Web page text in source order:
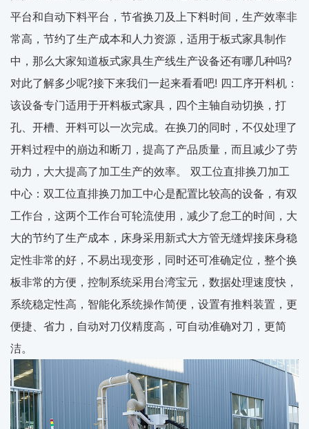
平台和自动下料平台，节省换刀及上下料时间，生产效率非
常高，节约了生产成本和人力资源，适用于板式家具制作
中，那么大家知道板式家具生产线生产设备还有哪几种吗?
对此了解多少呢?接下来我们一起来看看吧! 四工序开料机：
该设备专门适用于开料板式家具，四个主轴自动切换，打
孔、开槽、开料可以一次完成。在换刀的同时，不仅处理了
开料过程中的崩边和断刀，提高了产品质量，而且减少了劳
动力，大大提高了加工生产的效率。 双工位直排换刀加工
中心：双工位直排换刀加工中心是配置比较高的设备，有双
工作台，这两个工作台可轮流使用，减少了怠工的时间，大
大的节约了生产成本，床身采用新式大方管无缝焊接床身稳
定性非常的好，不易出现变形，同时还可准确定位，整个换
板非常的方便，控制系统采用台湾宝元，数据处理速度快，
系统稳定性高，智能化系统操作简便，设置有推料装置，更
便捷、省力，自动对刀仪精度高，可自动准确对刀，更简
洁。